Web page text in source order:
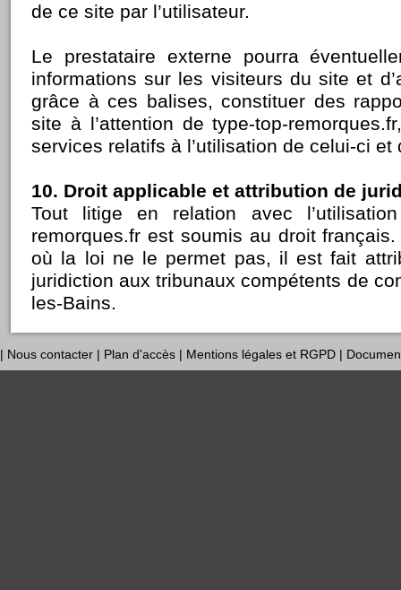
de ce site par l’utilisateur.
Le prestataire externe pourra
informations sur les visiteurs du site et
grâce à ces balises, constituer des
site à l’attention de type-top-
services relatifs à l’utilisation de celui-ci et
10. Droit applicable et attribution de
Tout litige en relation avec
remorques.fr est soumis au droit
où la loi ne le permet pas, il est fait
juridiction aux tribunaux compétents de
les-Bains.
| Nous contacter | Plan d'accès | Mentions légales et RGPD |